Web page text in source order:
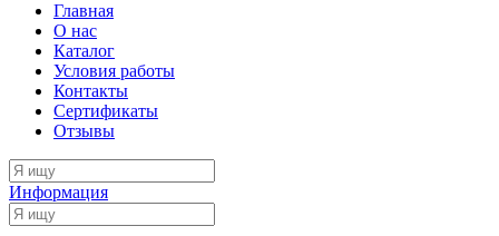
Главная
О нас
Каталог
Условия работы
Контакты
Сертификаты
Отзывы
Информация